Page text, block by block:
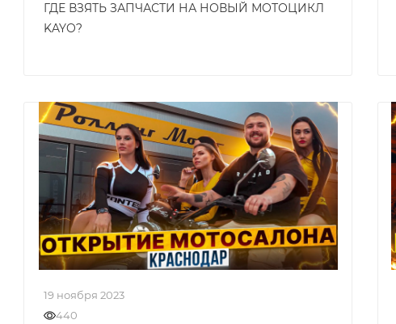
ГДЕ ВЗЯТЬ ЗАПЧАСТИ НА НОВЫЙ МОТОЦИКЛ
KAYO?
19 ноября 2023
440